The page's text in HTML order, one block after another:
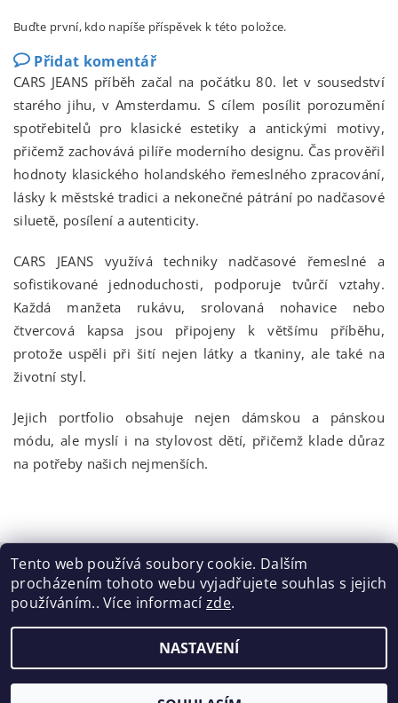
Buďte první, kdo napíše příspěvek k této položce.
Přidat komentář
CARS JEANS příběh začal na počátku 80. let v sousedství
starého jihu, v Amsterdamu. S cílem posílit porozumění
spotřebitelů pro klasické estetiky a antickými motivy,
přičemž zachovává pilíře moderního designu. Čas prověřil
hodnoty klasického holandského řemeslného zpracování,
lásky k městské tradici a nekonečné pátrání po nadčasové
siluetě, posílení a autenticity.
CARS JEANS využívá techniky nadčasové řemeslné a
sofistikované jednoduchosti, podporuje tvůrčí vztahy.
Každá manžeta rukávu, srolovaná nohavice nebo
čtvercová kapsa jsou připojeny k většímu příběhu,
protože uspěli při šití nejen látky a tkaniny, ale také na
životní styl.
Jejich portfolio obsahuje nejen dámskou a pánskou
módu, ale myslí i na stylovost dětí, přičemž klade důraz
na potřeby našich nejmenších.
Tabulka velikostí | Doprava a Platba | Blog |
Podmínky ochrany osobních údajů | Obchodní podmínky
Výměna / vrácení zboží
2026 ©ELISEN, všechna práva vyhrazena
Tento web používá soubory cookie. Dalším
procházením tohoto webu vyjadřujete souhlas s jejich
používáním.. Více informacízde.
NASTAVENÍ